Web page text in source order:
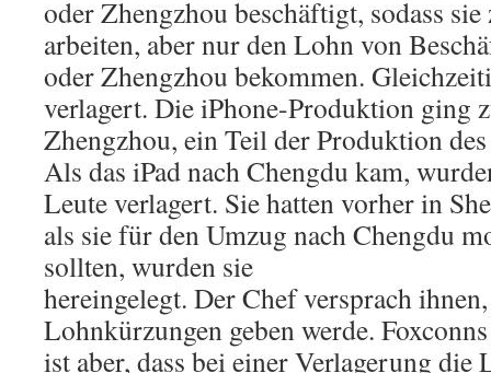
oder Zhengzhou beschäftigt, sodass
arbeiten, aber nur den Lohn von
oder Zhengzhou bekommen.
verlagert. Die iPhone-Produktion ging
Zhengzhou, ein Teil der Produktion
Als das iPad nach Chengdu kam,
Leute verlagert. Sie hatten vorher in
als sie für den Umzug nach Chengdu
sollten, wurden sie
hereingelegt. Der Chef versprach ihnen,
Lohnkürzungen geben werde.
ist aber, dass bei einer Verlagerung die